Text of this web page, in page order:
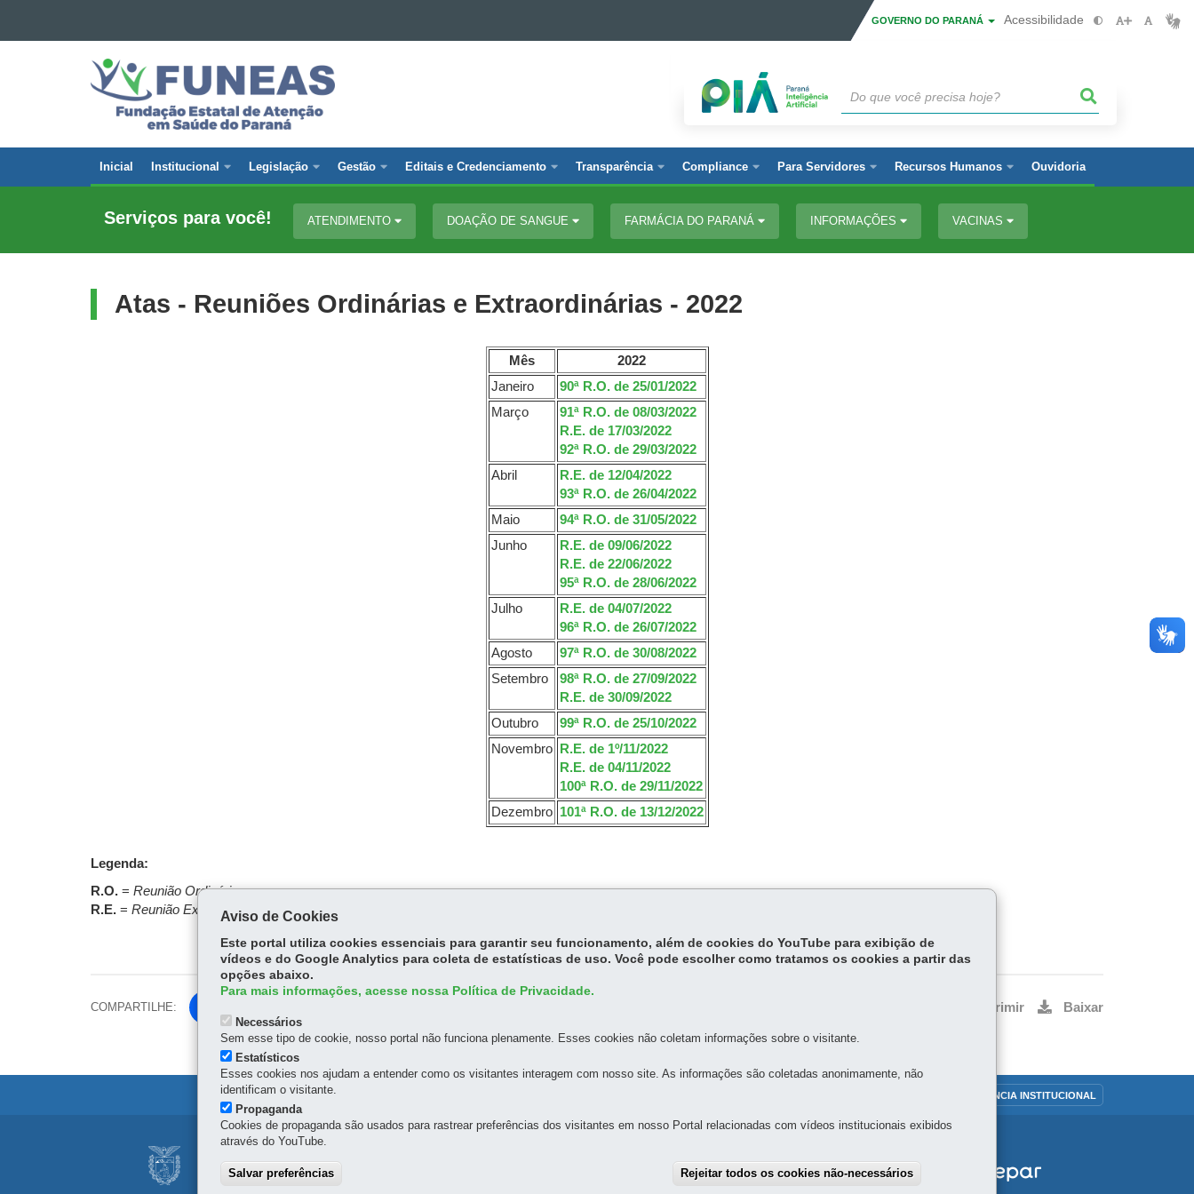
Ir para a navegação
Ir para a busca
GOVERNO DO PARANÁ Acessibilidade
FUNDAÇÃO
ESTATAL
DE
ATENÇÃO
EM
SAÚDE
PARANÁ
Navegação
principal
Inicial Institucional Legislação Gestão Editais e Credenciamento Transparência Compliance Para Servidores Recursos Humanos Ouvidoria
Serviços para você! ATENDIMENTO DOAÇÃO DE SANGUE FARMÁCIA DO PARANÁ INFORMAÇÕES VACINAS
Atas - Reuniões Ordinárias e Extraordinárias - 2022
Mês
2022
Janeiro
90ª R.O. de 25/01/2022
Março
91ª R.O. de 08/03/2022
R.E. de 17/03/2022
92ª R.O. de 29/03/2022
Abril
R.E. de 12/04/2022
93ª R.O. de 26/04/2022
Maio
94ª R.O. de 31/05/2022
Junho
R.E. de 09/06/2022
R.E. de 22/06/2022
95ª R.O. de 28/06/2022
Julho
R.E. de 04/07/2022
96ª R.O. de 26/07/2022
Agosto
97ª R.O. de 30/08/2022
Setembro
98ª R.O. de 27/09/2022
R.E. de 30/09/2022
Outubro
99ª R.O. de 25/10/2022
Novembro
R.E. de 1º/11/2022
R.E. de 04/11/2022
100ª R.O. de 29/11/2022
Dezembro 101ª R.O. de 13/12/2022
Legenda:
R.O. = Reunião Ordinária
R.E. = Reunião Extraordinária
COMPARTILHE:
ce
bo
ok
Tw
itt
er
Imprimir Baixar
TRANSPARÊNCIA INSTITUCIONAL
Navegação
principal
Rua do Rosário, 144 – 10º andar
Aviso de Cookies
Este portal utiliza cookies essenciais para garantir seu funcionamento, além de cookies do YouTube para exibição de
vídeos e do Google Analytics para coleta de estatísticas de uso. Você pode escolher como tratamos os cookies a partir das
opções abaixo.
Para mais informações, acesse nossa Política de Privacidade.
Necessários
Sem esse tipo de cookie, nosso portal não funciona plenamente. Esses cookies não coletam informações sobre o visitante.
Estatísticos
Esses cookies nos ajudam a entender como os visitantes interagem com nosso site. As informações são coletadas anonimamente, não
identificam o visitante.
Propaganda
Cookies de propaganda são usados para rastrear preferências dos visitantes em nosso Portal relacionadas com vídeos institucionais exibidos
através do YouTube.
Salvar preferências Rejeitar todos os cookies não-necessários